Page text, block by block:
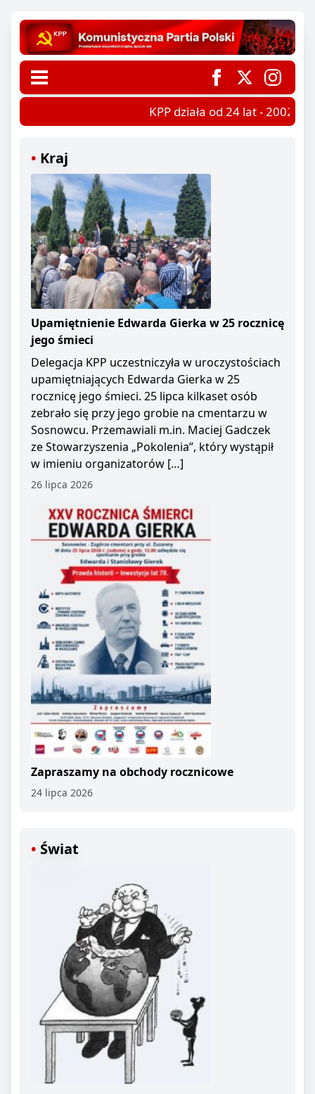
KPP działa od 24 lat - 2002-
Kraj
Upamiętnienie Edwarda Gierka w 25 rocznicę
jego śmieci
Delegacja KPP uczestniczyła w uroczystościach
upamiętniających Edwarda Gierka w 25
rocznicę jego śmieci. 25 lipca kilkaset osób
zebrało się przy jego grobie na cmentarzu w
Sosnowcu. Przemawiali m.in. Maciej Gadczek
ze Stowarzyszenia „Pokolenia”, który wystąpił
w imieniu organizatorów […]
26 lipca 2026
Zapraszamy na obchody rocznicowe
24 lipca 2026
Świat